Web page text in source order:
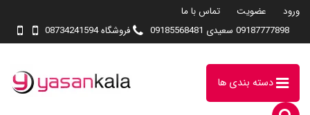
ورود عضویت
تماس با ما
09187777898 سعیدی 09185568481
فروشگاه 08734241594
دسته بندی ها